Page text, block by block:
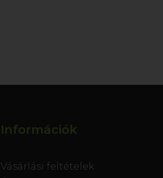
Információk
Vásárlási feltételek